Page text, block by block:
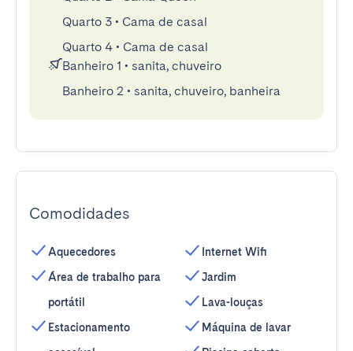
Quarto 3 • Cama de casal
Quarto 4 • Cama de casal
Banheiro 1 • sanita, chuveiro
Banheiro 2 • sanita, chuveiro, banheira
Comodidades
Aquecedores
Área de trabalho para
portátil
Estacionamento
Internet Wifi
Jardim
Lava-louças
Máquina de lavar